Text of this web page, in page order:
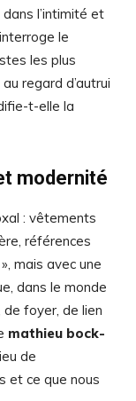
l’intimité et
le
les plus
regard d’autrui
t-elle la
modernité
: vêtements
références
mais avec une
dans le monde
foyer, de lien
mathieu bock-
de
et ce que nous